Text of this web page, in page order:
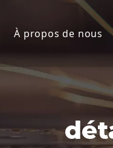
laser CO2
gravure laser CO2
économique
À propos de nous